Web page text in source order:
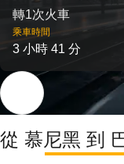
轉1次火車
乘車時間
3 小時 41 分
從 慕尼黑 到